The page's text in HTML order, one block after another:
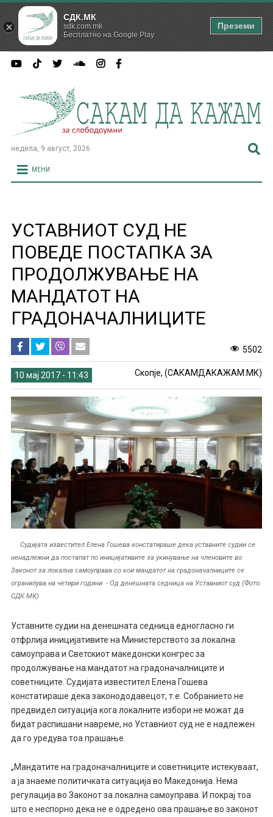
недела, 9 август, 2026
МЕНИ
УСТАВНИОТ СУД НЕ
ПОВЕДЕ ПОСТАПКА ЗА
ПРОДОЛЖУВАЊЕ НА
МАНДАТОТ НА
ГРАДОНАЧАЛНИЦИТЕ
5502
10 мај 2017 - 11:43 Скопје, (САКАМДАКАЖАМ.МК)
Судијата известител Елена Гошева констатираше дека уставните судии се
ненадлежни да постапат по иницијативите за укинување на членовите во
Законот за локална самоуправа со кои мандатот на градоначалниците се
огранилува на четири години. - Од денешната седница на Уставниот суд (Фото:
СДК.МК)
Уставните судии на денешната седница едногласно ги
отфрлија иницијативите на Министерството за локална
самоуправа и Светскиот македонски конгрес за
продолжување на мандатот на градоначалниците и
советниците. Судијата известител Елена Гошева
констатираше дека законододавецот, т.е. Собранието не
предвидел ситуација кога локалните избори не можат да
бидат распишани навреме, но Уставниот суд не е надлежен
да го уредува тоа прашање.
„Мандатите на градоначалниците и советниците истекуваат,
а ја знаеме политичката ситуација во Македонија. Нема
регулација во Законот за локална самоуправа. И покрај тоа
што е неспорно дека не е одредено ова прашање во законот
СДК.МК
sdk.com.mk
Бесплатно на Google Play
Преземи